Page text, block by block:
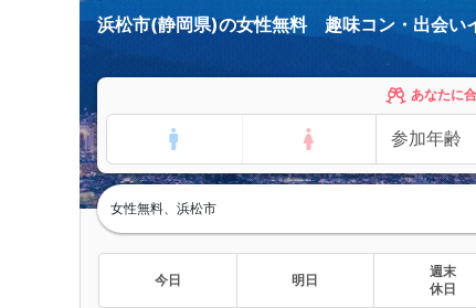
浜松市(静岡県)の女性無料 趣味コン・出会い
あなたに
女性無料、浜松市
今日 明日
週末
休日